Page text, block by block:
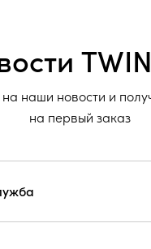
наши новости и
на первый заказ